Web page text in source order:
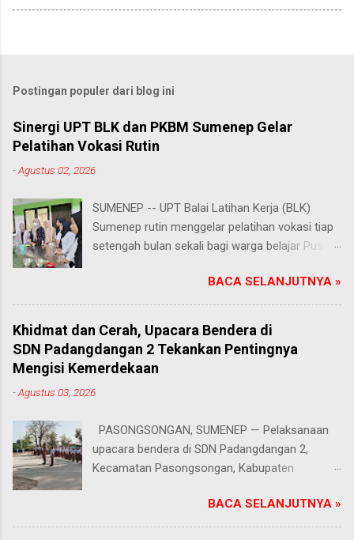
Postingan populer dari blog ini
Sinergi UPT BLK dan PKBM Sumenep Gelar
Pelatihan Vokasi Rutin
-Agustus 02, 2026
SUMENEP -- UPT Balai Latihan Kerja (BLK)
Sumenep rutin menggelar pelatihan vokasi tiap
setengah bulan sekali bagi warga belajar Pusat
Kabupaten Sumenep. Ahad (2/8/2026).
Program ini menawarkan berbagai pilihan
keterampilan, mulai dari pembuatan roti dan kue
hingga kejuruan lainnya yang bebas dipilih
peserta sesuai bakat dan minat masing-
para peserta. Salah satunya Juhairiyah, peserta
Kecamatan Guluk-Guluk. "Saya sangat senang
bisa mengikuti pelatihan ini. Selain menambah
wawasan dan keterampilan baru, saya juga bisa
teman perwakilan PKBM dari seluruh Kabupaten
Sumenep," ungkap Juhairiyah. Dukungan penuh
BACA SELANJUTNYA »
Khidmat dan Cerah, Upacara Bendera di
SDN Padangdangan 2 Tekankan Pentingnya
Mengisi Kemerdekaan
-Agustus 03, 2026
PASONGSONGAN, SUMENEP — Pelaksanaan
upacara bendera di SDN Padangdangan 2,
Kecamatan Pasongsongan, Kabupaten
(3/8/2026). Suasana jalannya kegiatan terasa
makin mendukung berkat cuaca cerah yang
BACA SELANJUTNYA »